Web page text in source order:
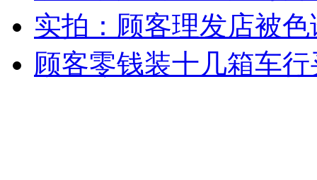
无痛分娩是否安全 医生回应
外交部：反对强权政治霸凌主义
实拍：顾客理发店被
顾客零钱装十几箱车